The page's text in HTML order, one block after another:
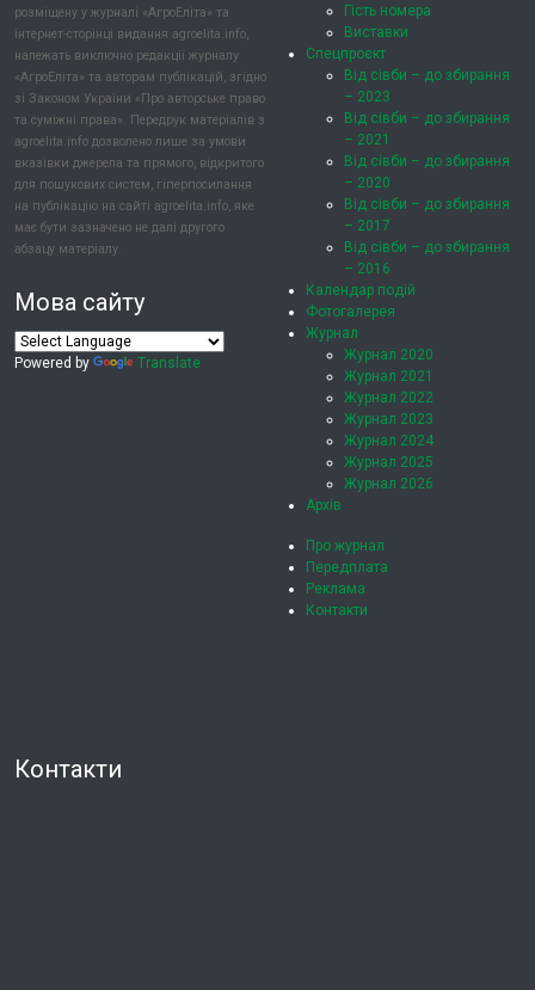
розміщену у журналі «АгроЕліта» та
інтернет-сторінці видання agroelita.info,
належать виключно редакції журналу
«АгроЕліта» та авторам публікацій, згідно
зі Законом України «Про авторське право
та суміжні права». Передрук матеріалів з
agroelita.info дозволено лише за умови
вказівки джерела та прямого, відкритого
для пошукових систем, гіперпосилання
на публікацію на сайті agroelita.info, яке
має бути зазначено не далі другого
абзацу матеріалу.
Мова сайту
Powered by Translate
Гість номера
Виставки
Спецпроєкт
Від сівби – до збирання
– 2023
Від сівби – до збирання
– 2021
Від сівби – до збирання
– 2020
Від сівби – до збирання
– 2017
Від сівби – до збирання
– 2016
Календар подій
Фотогалерея
Журнал
Журнал 2020
Журнал 2021
Журнал 2022
Журнал 2023
Журнал 2024
Журнал 2025
Журнал 2026
Архів
Про журнал
Передплата
Реклама
Контакти
Контакти